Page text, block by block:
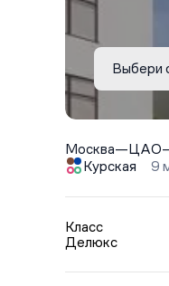
Выбери
Москва—ЦАО
Курская
9
Класс
Делюкс